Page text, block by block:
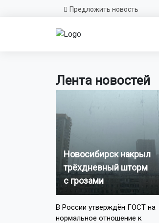
Предложить новость
Лента новостей
Новосибирск накрыл
трёхдневный шторм
с грозами
В России утверждён ГОСТ на
нормальное отношение к